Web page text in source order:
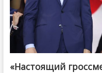
@ქართული ოცნება /
«Настоящий